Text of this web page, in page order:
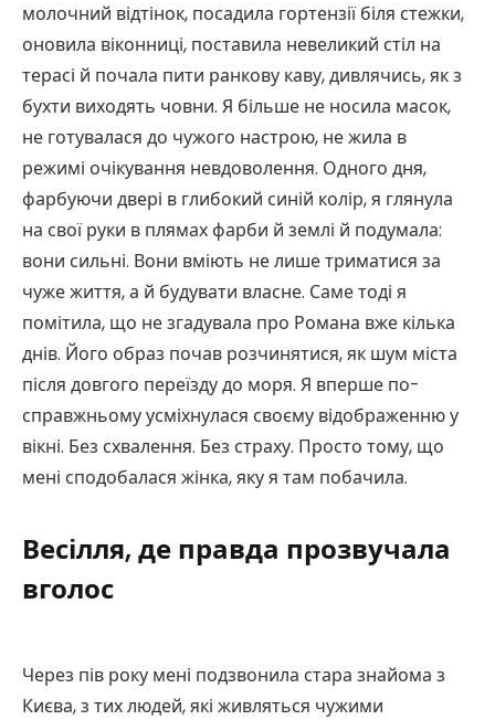
молочний відтінок, посадила гортензії біля стежки,
оновила віконниці, поставила невеликий стіл на
терасі й почала пити ранкову каву, дивлячись, як з
бухти виходять човни. Я більше не носила масок,
не готувалася до чужого настрою, не жила в
режимі очікування невдоволення. Одного дня,
фарбуючи двері в глибокий синій колір, я глянула
на свої руки в плямах фарби й землі й подумала:
вони сильні. Вони вміють не лише триматися за
чуже життя, а й будувати власне. Саме тоді я
помітила, що не згадувала про Романа вже кілька
днів. Його образ почав розчинятися, як шум міста
після довгого переїзду до моря. Я вперше по-
справжньому усміхнулася своєму відображенню у
вікні. Без схвалення. Без страху. Просто тому, що
мені сподобалася жінка, яку я там побачила.
Весілля, де правда прозвучала
вголос
Через пів року мені подзвонила стара знайома з
Києва, з тих людей, які живляться чужими